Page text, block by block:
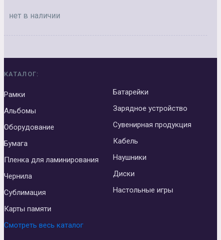
нет в наличии
КАТАЛОГ:
Рамки
Альбомы
Оборудование
Бумага
Пленка для ламинирования
Чернила
Сублимация
Карты памяти
Батарейки
Зарядное устройство
Сувенирная продукция
Кабель
Наушники
Диски
Настольные игры
Смотреть весь каталог